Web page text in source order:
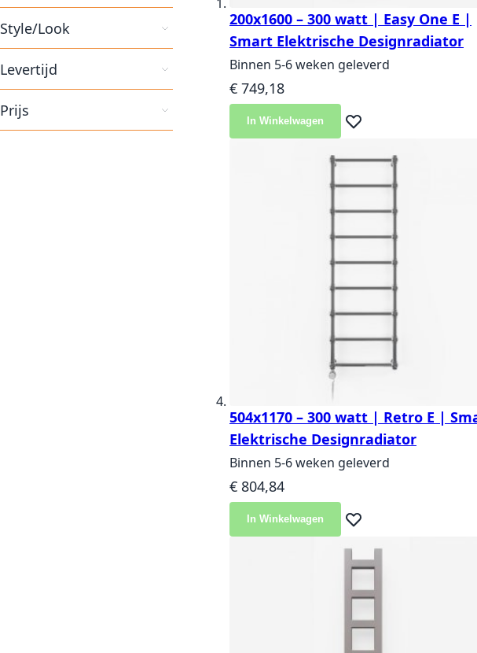
Style/Look
Levertijd
Prijs
200x1600 – 300 watt | Easy One E |
Smart Elektrische Designradiator
Binnen 5-6 weken geleverd
€ 749,18
In Winkelwagen Voeg toe aan
504x1170 – 300 watt | Retro E |
Elektrische Designradiator
Binnen 5-6 weken geleverd
€ 804,84
In Winkelwagen Voeg toe aan